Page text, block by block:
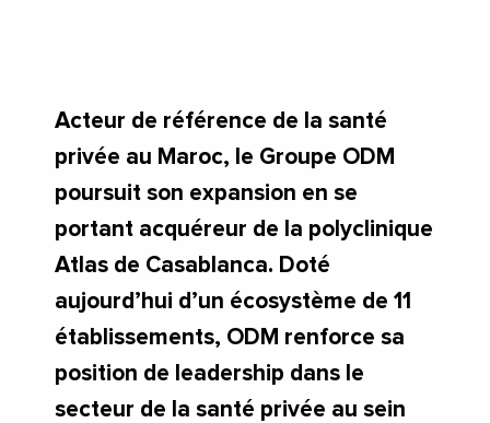
Acteur de référence de la santé
privée au Maroc, le Groupe ODM
poursuit son expansion en se
portant acquéreur de la polyclinique
Atlas de Casablanca. Doté
aujourd’hui d’un écosystème de 11
établissements, ODM renforce sa
position de leadership dans le
secteur de la santé privée au sein